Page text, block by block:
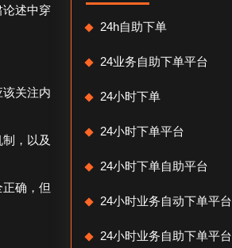
论述中穿
关注内
，以及
确，但
24h自助下单
24业务自助下单平台
24小时下单
24小时下单平台
24小时下单自助平台
24小时业务自动下单平台
24小时业务自助下单平台